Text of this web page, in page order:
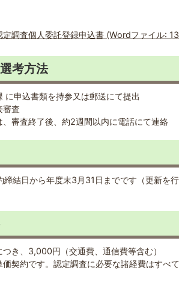
定調査個人委託登録申込書 (Wordファイル:
考方法
に申込書類を持参又は郵送にて提出
審査
、審査終了後、約2週間以内に電話にて連絡
締結日から年度末3月31日までです（更新を行
つき、3,000円（交通費、通信費等含む）
価契約です。認定調査に必要な諸経費はすべ